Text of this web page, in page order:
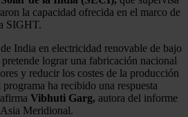
la capacidad ofrecida en el marco de
SIGHT.
India en electricidad renovable de bajo
lograr una fabricación nacional
y reducir los costes de la producción
ha recibido una respuesta
Vibhuti Garg, autora del informe
Meridional.